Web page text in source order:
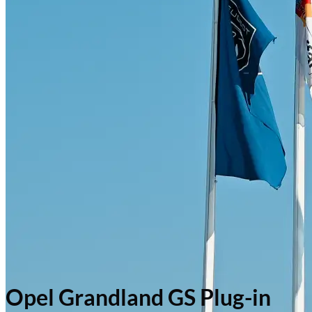
Opel Grandland GS Plug-in